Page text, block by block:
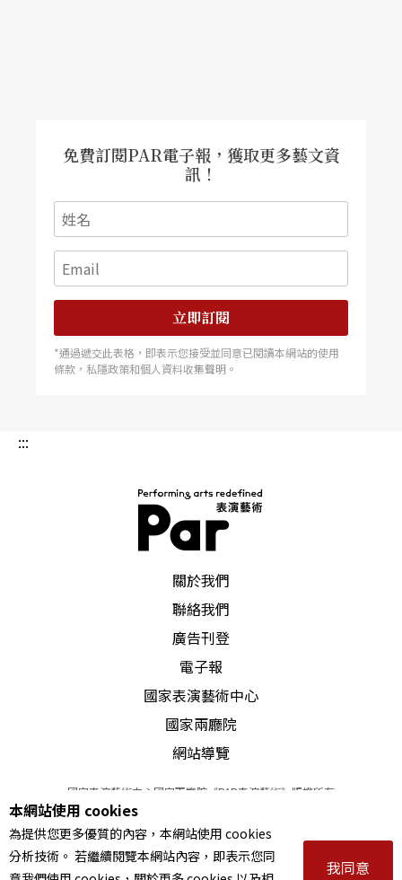
有人認為，把感染者和非感染者「隔離」，病毒就
不會亂傳染、不再有人會成為感染者。於是，人們
在被驗出感染後，遭排擠、被退學或工作權被剝
奪。台灣法律上還有個存在多年的「蓄意傳染罪」
——知道自己感染、和人進行無防護性愛、讓對方
感染，就罪刑伺候。甚至有個政策措施「接觸者追
蹤」——主管機關逼第一線個管打電話問感染者最
近和誰做愛，請感染者交出對方聯絡方式，想叫對
犯隱私，也讓執行者可能失去好不容易建立的信任
關係；忽視親密行為裡的決策是彼此互動而來，把
傳染責任單向歸咎於感染者並不公平，長期下來對
感染者造成很大壓力和汙名。感染者是有血有肉、
有感情及性愛需求的人，不是得瘟疫的豬牛雞鴨，
況且這個病已有良好的治療途徑，不再輕易致死。
「隔離思維」防止不了病毒，卻把感染者逼入絕
境、加深罪惡感、切割人際連結。
線，意味著許多人以為：只要和愛滋的距離很遠，
不用認識愛滋、不必去了解感染者處境，好好躲在
這一頭，我不感染就好。這條線刻畫了人性的自
免費訂閱PAR電子報，獲取更多藝文資
訊！
立即訂閱
*通過遞交此表格，即表示您接受並同意已閱讀本網站的使用
條款，私隱政策和個人資料收集聲明。
:::
關於我們
聯絡我們
廣告刊登
電子報
國家表演藝術中心
國家兩廳院
網站導覽
國家表演藝術中心國家兩廳院《PAR表演藝術》版權所有
© 2022Performing arts redefined. All Rights Reserved
統一編號 Tax Id number 00973926
本站所提供相關演出資訊，如有異動應以主辦單位公告為準。
本網站使用 cookies
為提供您更多優質的內容，本網站使用 cookies
分析技術。 若繼續閱覽本網站內容，即表示您同
我同意